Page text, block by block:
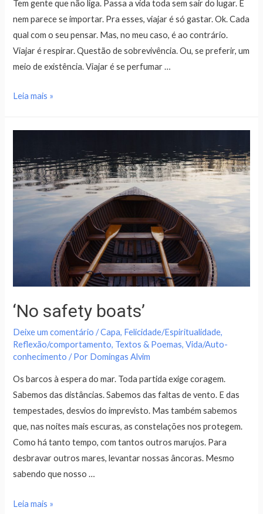
Tem gente que não liga. Passa a vida toda sem sair do lugar. E
nem parece se importar. Pra esses, viajar é só gastar. Ok. Cada
qual com o seu pensar. Mas, no meu caso, é ao contrário.
Viajar é respirar. Questão de sobrevivência. Ou, se preferir, um
meio de existência. Viajar é se perfumar …
Leia mais »
‘No safety boats’
Deixe um comentário /Capa, Felicidade/Espiritualidade,
Reflexão/comportamento, Textos & Poemas,Vida/Auto-
conhecimento / Por Domingas Alvim
Os barcos à espera do mar. Toda partida exige coragem.
Sabemos das distâncias. Sabemos das faltas de vento. E das
tempestades, desvios do imprevisto. Mas também sabemos
que, nas noites mais escuras, as constelações nos protegem.
Como há tanto tempo, com tantos outros marujos. Para
desbravar outros mares, levantar nossas âncoras. Mesmo
sabendo que nosso …
Leia mais »